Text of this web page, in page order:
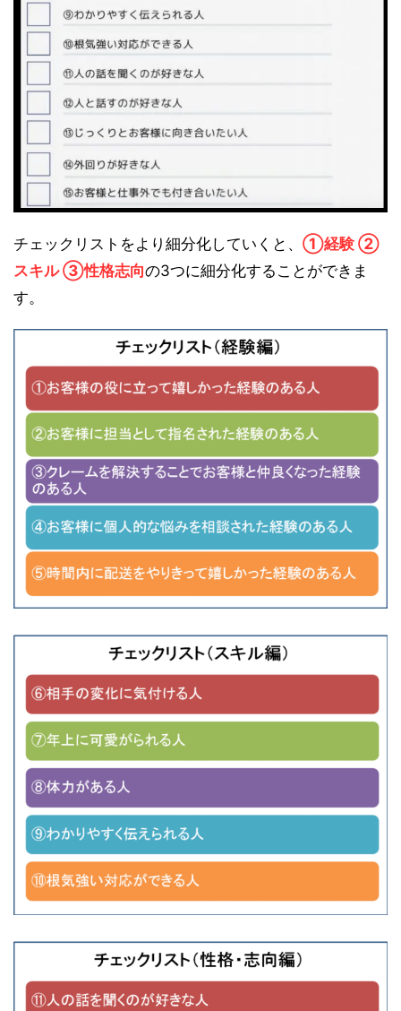
チェックリストをより細分化していくと、 ①経験 ②
スキル ③性格志向の3つに細分化することができま
す。